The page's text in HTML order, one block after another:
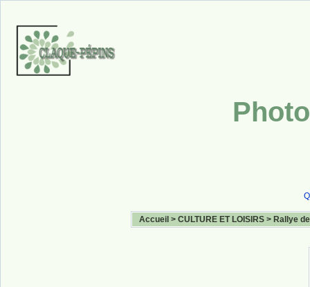
Accueil > CULTURE ET LOISIRS > Rallye